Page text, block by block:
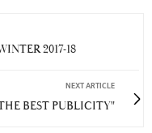
2017-18
NEXT ARTICLE
BEST PUBLICITY"